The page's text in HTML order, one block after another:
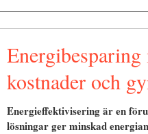
kostnader och
Energieffektivisering är en
lösningar ger minskad